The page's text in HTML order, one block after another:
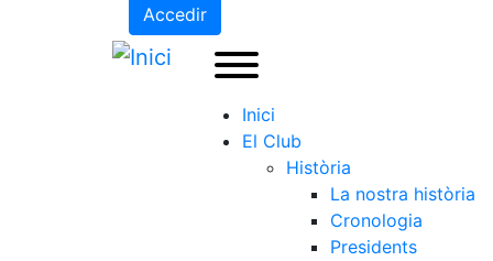
Accedir
Inici
El Club
Història
La nostra història
Cronologia
Presidents